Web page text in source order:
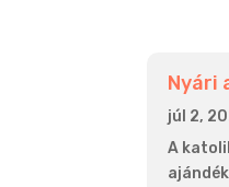
Nyári
júl 2,
A